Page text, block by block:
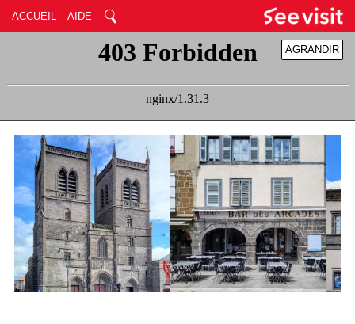
ACCUEIL AIDE
RÉDUIRE
AGRANDIR